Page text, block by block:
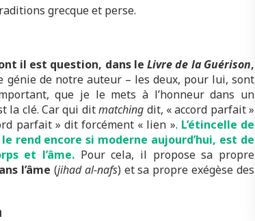
grecque et perse.
il est question, dans leLivre de la Guérison,
génie de notre auteur – les deux, pour lui, sont
que je le mets à l’honneur dans un
la clé. Car qui ditmatching dit, « accord parfait »
parfait » dit forcément « lien ». L’étincelle de
rend encore si moderne aujourd’hui, est de
et l’âme. Pour cela, il propose sa propre
l’âme (jihad al-nafs) et sa propre exégèse des